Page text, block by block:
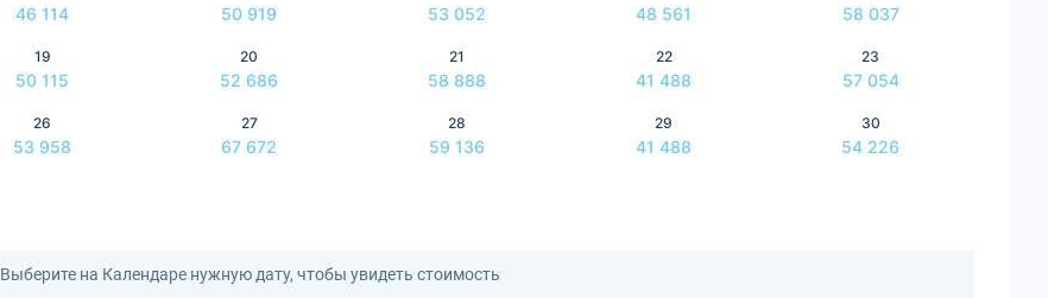
46 114 50 919 53 052 48 561 58 037
19
50 115
20
52 686
21
58 888
22
41 488
23
57 054
26
53 958
27
67 672
28
59 136
29
41 488
30
54 226
Выберите на Календаре нужную дату, чтобы увидеть стоимость